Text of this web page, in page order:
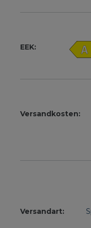
EEK:
Versandkosten:
Versandart: